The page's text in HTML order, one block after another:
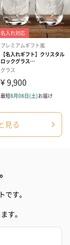
グ
ドクリーム（
ッシュローズ
円）
見る
す。
す。